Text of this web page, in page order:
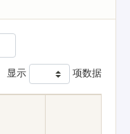
显示 项数据